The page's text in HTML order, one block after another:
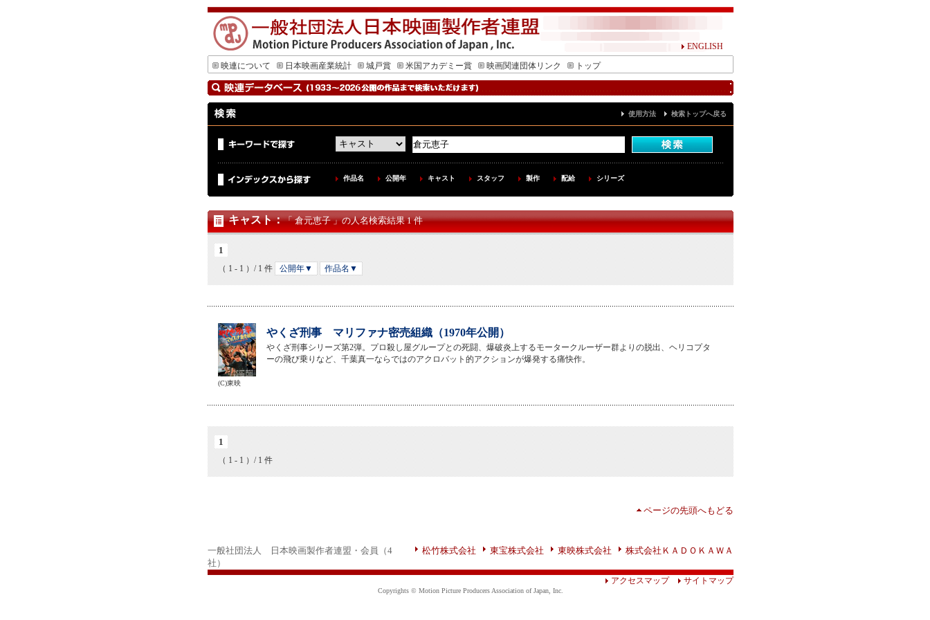
ENGLISH
映連について
日本映画産業統計 城戸賞 米国アカデミー賞 映画関連団体リンク トップ
使用方法 検索トップへ戻る
作品名 公開年 キャスト スタッフ 製作 配給 シリーズ
キャスト：「 倉元恵子 」の人名検索結果 1 件
1
（ 1 - 1 ）/ 1 件 公開年▼ 作品名▼
やくざ刑事 マリファナ密売組織（1970年公開）
やくざ刑事シリーズ第2弾。プロ殺し屋グループとの死闘、爆破炎上するモータークルーザー群よりの脱出、ヘリコプタ
ーの飛び乗りなど、千葉真一ならではのアクロバット的アクションが爆発する痛快作。
(C)東映
1
（ 1 - 1 ）/ 1 件
ページの先頭へもどる
一般社団法人 日本映画製作者連盟・会員（4
社）
松竹株式会社 東宝株式会社 東映株式会社 株式会社ＫＡＤＯＫＡＷＡ
アクセスマップ サイトマップ
Copyrights © Motion Picture Producers Association of Japan, Inc.